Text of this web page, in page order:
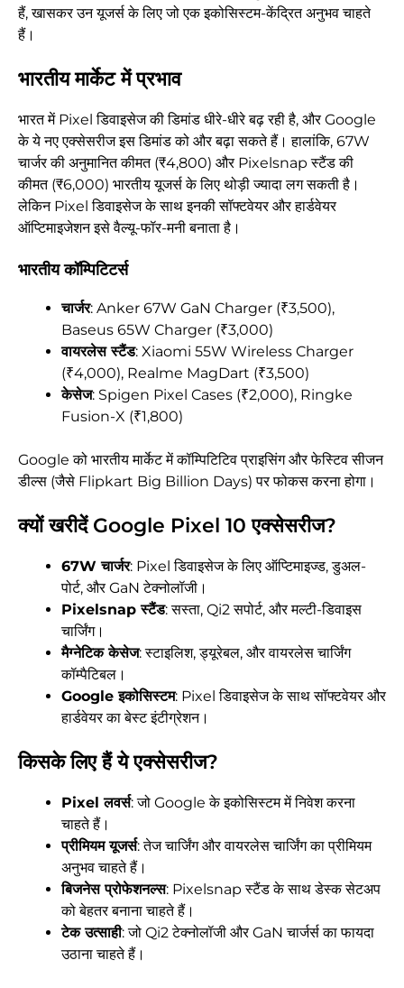
हैं, खासकर उन यूजर्स के लिए जो एक इकोसिस्टम-केंद्रित अनुभव चाहते
हैं।
भारतीय मार्केट में प्रभाव
भारत में Pixel डिवाइसेज की डिमांड धीरे-धीरे बढ़ रही है, और Google
के ये नए एक्सेसरीज इस डिमांड को और बढ़ा सकते हैं। हालांकि, 67W
चार्जर की अनुमानित कीमत (₹4,800) और Pixelsnap स्टैंड की
कीमत (₹6,000) भारतीय यूजर्स के लिए थोड़ी ज्यादा लग सकती है।
लेकिन Pixel डिवाइसेज के साथ इनकी सॉफ्टवेयर और हार्डवेयर
ऑप्टिमाइजेशन इसे वैल्यू-फॉर-मनी बनाता है।
भारतीय कॉम्पिटिटर्स
चार्जर: Anker 67W GaN Charger (₹3,500),
Baseus 65W Charger (₹3,000)
वायरलेस स्टैंड: Xiaomi 55W Wireless Charger
(₹4,000), Realme MagDart (₹3,500)
केसेज: Spigen Pixel Cases (₹2,000), Ringke
Fusion-X (₹1,800)
Google को भारतीय मार्केट में कॉम्पिटिटिव प्राइसिंग और फेस्टिव सीजन
डील्स (जैसे Flipkart Big Billion Days) पर फोकस करना होगा।
क्यों खरीदें Google Pixel 10 एक्सेसरीज?
67W चार्जर: Pixel डिवाइसेज के लिए ऑप्टिमाइज्ड, डुअल-
पोर्ट, और GaN टेक्नोलॉजी।
Pixelsnap स्टैंड: सस्ता, Qi2 सपोर्ट, और मल्टी-डिवाइस
चार्जिंग।
मैग्नेटिक केसेज: स्टाइलिश, ड्यूरेबल, और वायरलेस चार्जिंग
कॉम्पैटिबल।
Google इकोसिस्टम: Pixel डिवाइसेज के साथ सॉफ्टवेयर और
हार्डवेयर का बेस्ट इंटीग्रेशन।
किसके लिए हैं ये एक्सेसरीज?
Pixel लवर्स: जो Google के इकोसिस्टम में निवेश करना
चाहते हैं।
प्रीमियम यूजर्स: तेज चार्जिंग और वायरलेस चार्जिंग का प्रीमियम
अनुभव चाहते हैं।
बिजनेस प्रोफेशनल्स: Pixelsnap स्टैंड के साथ डेस्क सेटअप
को बेहतर बनाना चाहते हैं।
टेक उत्साही: जो Qi2 टेक्नोलॉजी और GaN चार्जर्स का फायदा
उठाना चाहते हैं।